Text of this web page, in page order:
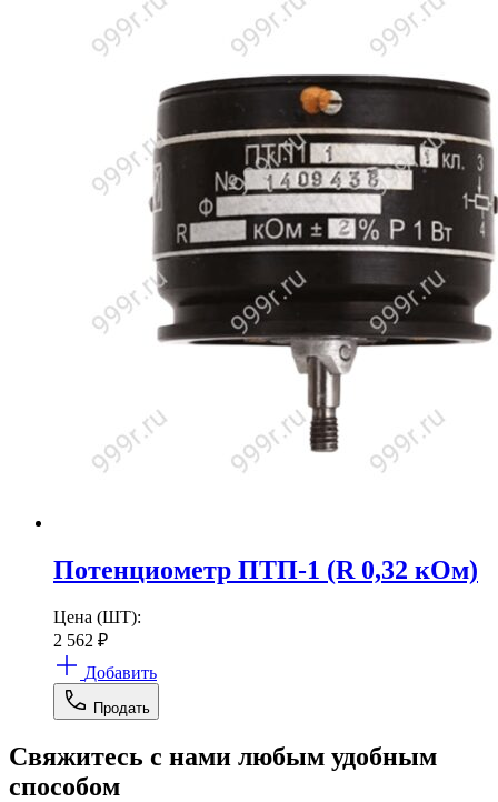
Потенциометр ПТП-1 (R 0,32 кОм)
Цена (ШТ):
2 562 ₽
Добавить
Продать
Свяжитесь с нами любым удобным
способом